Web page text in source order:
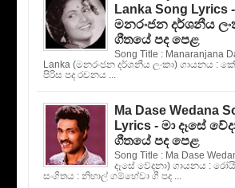
Lanka Song Lyrics -
මනරංජන දර්ශනීය
ගීතයේ පද පෙළ
Song Title : Manaranjana
Lanka (මනරංජන දර්ශනීය ලංකා) ගායනය :
පිරිස පද රචනය ...
Ma Dase Wedana
Lyrics - මා දෑසේ
ගීතයේ පද පෙළ
Song Title : Ma Dase
දෑසේ වේදනා) ගායනය :
සංගිතය : නිහාල් ගම්හේවා ගී පද ...